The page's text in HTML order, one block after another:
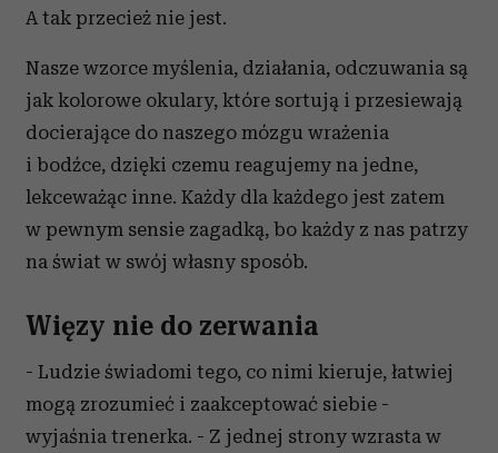
A tak przecież nie jest.
Nasze wzorce myślenia, działania, odczuwania są
jak kolorowe okulary, które sortują i przesiewają
docierające do naszego mózgu wrażenia
i bodźce, dzięki czemu reagujemy na jedne,
lekceważąc inne. Każdy dla każdego jest zatem
w pewnym sensie zagadką, bo każdy z nas patrzy
na świat w swój własny sposób.
Więzy nie do zerwania
- Ludzie świadomi tego, co nimi kieruje, łatwiej
mogą zrozumieć i zaakceptować siebie -
wyjaśnia trenerka. - Z jednej strony wzrasta w